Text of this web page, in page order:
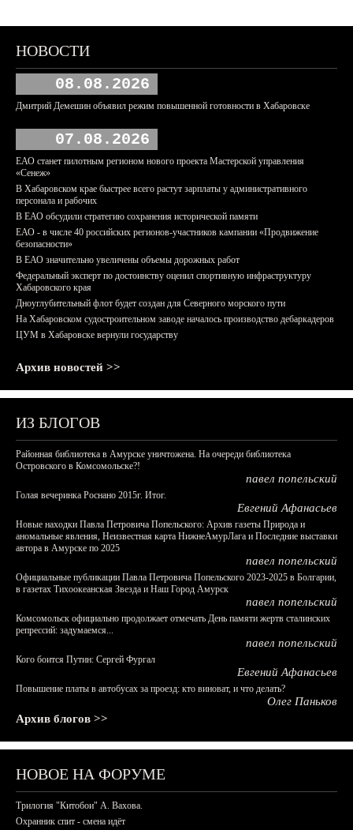
НОВОСТИ
08.08.2026
Дмитрий Демешин объявил режим повышенной готовности в Хабаровске
07.08.2026
ЕАО станет пилотным регионом нового проекта Мастерской управления
«Сенеж»
В Хабаровском крае быстрее всего растут зарплаты у административного
персонала и рабочих
В ЕАО обсудили стратегию сохранения исторической памяти
ЕАО - в числе 40 российских регионов-участников кампании «Продвижение
безопасности»
В ЕАО значительно увеличены объемы дорожных работ
Федеральный эксперт по достоинству оценил спортивную инфраструктуру
Хабаровского края
Дноуглубительный флот будет создан для Северного морского пути
На Хабаровском судостроительном заводе началось производство дебаркадеров
ЦУМ в Хабаровске вернули государству
Архив новостей >>
ИЗ БЛОГОВ
Районная библиотека в Амурске уничтожена. На очереди библиотека
Островского в Комсомольске?!
павел попельский
Голая вечеринка Роснано 2015г. Итог.
Евгений Афанасьев
Новые находки Павла Петровича Попельского: Архив газеты Природа и
аномальные явления, Неизвестная карта НижнеАмурЛага и Последние выставки
автора в Амурске по 2025
павел попельский
Официальные публикации Павла Петровича Попельского 2023-2025 в Болгарии,
в газетах Тихоокеанская Звезда и Наш Город Амурск
павел попельский
Комсомольск официально продолжает отмечать День памяти жертв сталинских
репрессий: задумаемся...
павел попельский
Кого боится Путин: Сергей Фургал
Евгений Афанасьев
Повышение платы в автобусах за проезд: кто виноват, и что делать?
Олег Паньков
Архив блогов >>
НОВОЕ НА ФОРУМЕ
Трилогия "Китобои" А. Вахова.
Охранник спит - смена идёт